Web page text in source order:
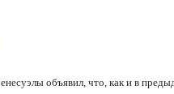
объявил, что, как и в